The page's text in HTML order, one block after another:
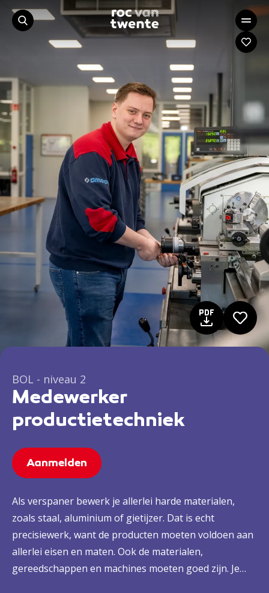
BOL - niveau 2
Medewerker
productietechniek
Aanmelden
Als verspaner bewerk je allerlei harde materialen,
zoals staal, aluminium of gietijzer. Dat is echt
precisiewerk, want de producten moeten voldoen aan
allerlei eisen en maten. Ook de materialen,
gereedschappen en machines moeten goed zijn. Je